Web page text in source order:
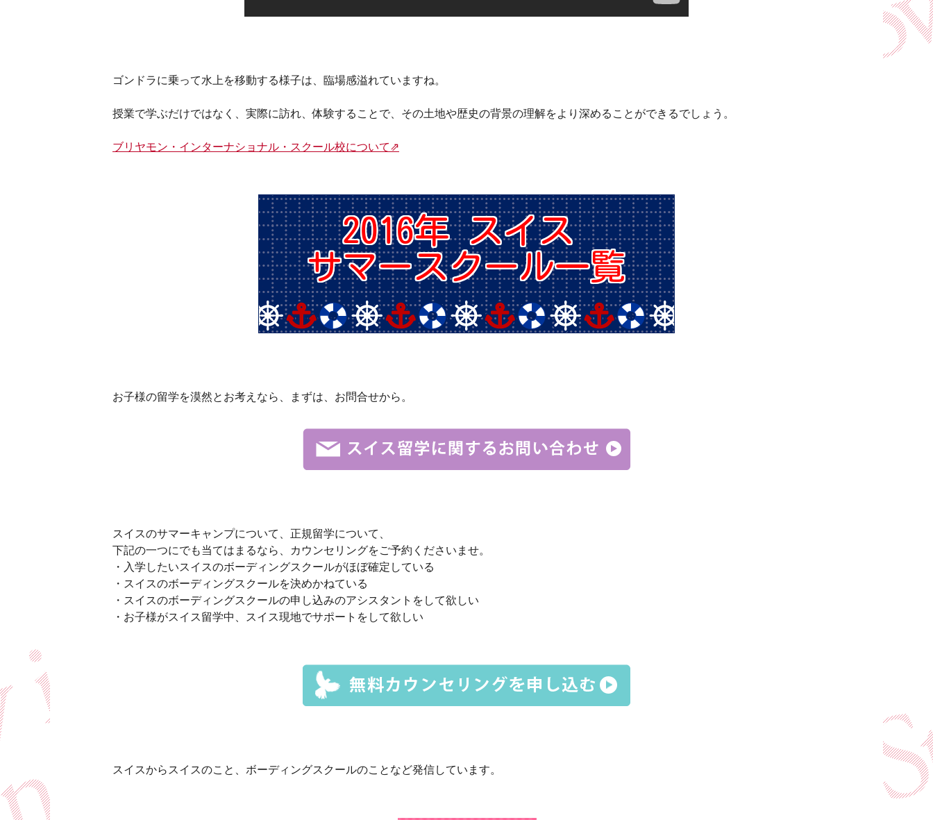
ゴンドラに乗って水上を移動する様子は、臨場感溢れていますね。
授業で学ぶだけではなく、実際に訪れ、体験することで、その土地や歴史の背景の理解をより深めることができるでしょう。
ブリヤモン・インターナショナル・スクール校について⇗
お子様の留学を漠然とお考えなら、まずは、お問合せから。
スイスのサマーキャンプについて、正規留学について、
下記の一つにでも当てはまるなら、カウンセリングをご予約くださいませ。
・入学したいスイスのボーディングスクールがほぼ確定している
・スイスのボーディングスクールを決めかねている
・スイスのボーディングスクールの申し込みのアシスタントをして欲しい
・お子様がスイス留学中、スイス現地でサポートをして欲しい
スイスからスイスのこと、ボーディングスクールのことなど発信しています。